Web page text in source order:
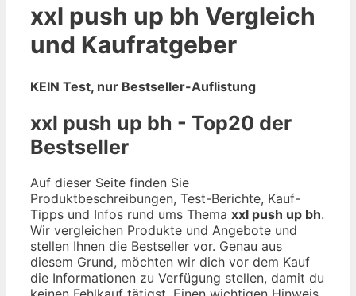
xxl push up bh Vergleich
und Kaufratgeber
KEIN Test, nur Bestseller-Auflistung
xxl push up bh - Top20 der
Bestseller
Auf dieser Seite finden Sie
Produktbeschreibungen, Test-Berichte, Kauf-
Tipps und Infos rund ums Thema xxl push up bh.
Wir vergleichen Produkte und Angebote und
stellen Ihnen die Bestseller vor. Genau aus
diesem Grund, möchten wir dich vor dem Kauf
die Informationen zu Verfügung stellen, damit du